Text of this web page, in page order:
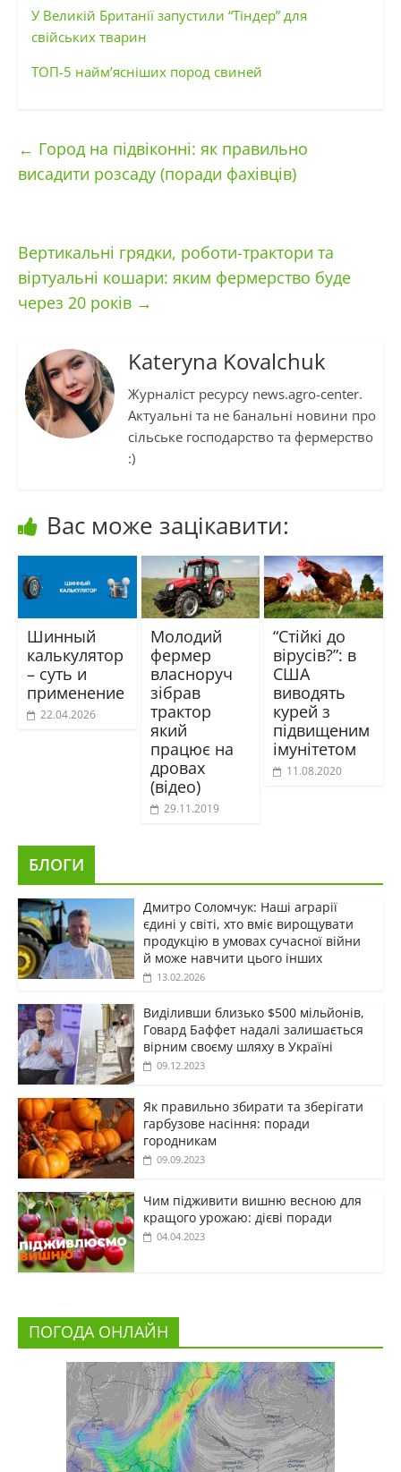
У Великій Британії запустили “Тіндер” для
свійських тварин
ТОП-5 найм’ясніших пород свиней
← Город на підвіконні: як правильно
висадити розсаду (поради фахівців)
Вертикальні грядки, роботи-трактори та
віртуальні кошари: яким фермерство буде
через 20 років →
Kateryna Kovalchuk
Журналіст ресурсу news.agro-center.
Актуальні та не банальні новини про
сільське господарство та фермерство
:)
Вас може зацікавити:
Шинный
калькулятор
– суть и
применение
22.04.2026
Молодий
фермер
власноруч
зібрав
трактор
який
працює на
дровах
(відео)
29.11.2019
“Стійкі до
вірусів?”: в
США
виводять
курей з
підвищеним
імунітетом
11.08.2020
БЛОГИ
Дмитро Соломчук: Наші аграрії
єдині у світі, хто вміє вирощувати
продукцію в умовах сучасної війни
й може навчити цього інших
13.02.2026
Виділивши близько $500 мільйонів,
Говард Баффет надалі залишається
вірним своєму шляху в Україні
09.12.2023
Як правильно збирати та зберігати
гарбузове насіння: поради
городникам
09.09.2023
Чим підживити вишню весною для
кращого урожаю: дієві поради
04.04.2023
ПОГОДА ОНЛАЙН